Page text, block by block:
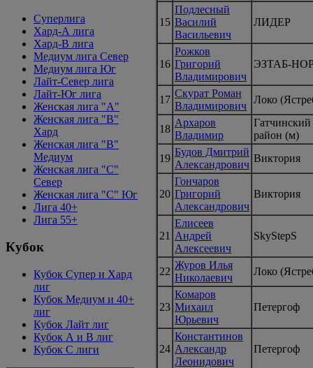
Суперлига
Хард-А лига
Хард-В лига
Медиум лига Север
Медиум лига Юг
Лайт-Север лига
Лайт-Юг лига
Женская лига "А"
Женская лига "В"
Хард
Женская лига "В"
Медиум
Женская лига "C"
Север
Женская лига "C" Юг
Лига 40+
Лига 55+
Кубок
Кубок Супер и Хард
лиг
Кубок Медиум и 40+
лиг
Кубок Лайт лиг
Кубок А и В лиг
Кубок С лиги
15
Подлесный
Василий
Васильевич
ЛИДЕР
16
Рожков
Григорий
Владимирович
ЭЗТАБ-
17
Скурат Роман
Владимирович
Локо
18
Архаров
Владимир
Гатчинский
район (м)
19
Будов Дмитрий
Александрович
Виктория
20
Гончаров
Григорий
Александрович
Виктория
21
Елисеев
Андрей
Алексеевич
SkyStepS
22
Журов Илья
Николаевич
Локо
23
Комаров
Михаил
Юрьевич
Петергоф
24
Константинов
Александр
Леонидович
Петергоф